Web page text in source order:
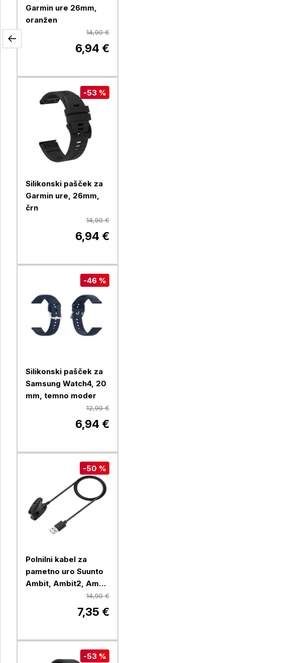
Garmin ure 26mm,
oranžen
14,90 €
6,94 €
-53 %
Silikonski pašček za
Garmin ure, 26mm,
črn
14,90 €
6,94 €
-46 %
Silikonski pašček za
Samsung Watch4, 20
mm, temno moder
12,90 €
6,94 €
-50 %
Polnilni kabel za
pametno uro Suunto
Ambit, Ambit2, Ambit
14,90 €
7,35 €
-53 %